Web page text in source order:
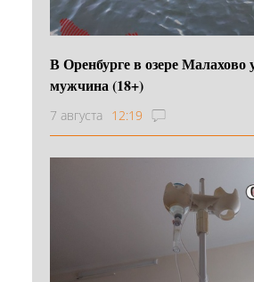
В Оренбурге в озере Малахово
мужчина (18+)
7 августа 12:19